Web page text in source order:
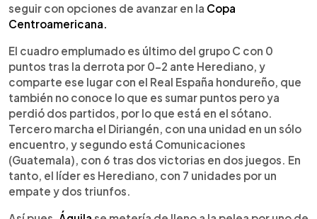
seguir con opciones de avanzar en la Copa
Centroamericana.
El cuadro emplumado es último del grupo C con 0
puntos tras la derrota por 0-2 ante Herediano, y
comparte ese lugar con el Real España hondureño, que
también no conoce lo que es sumar puntos pero ya
perdió dos partidos, por lo que está en el sótano.
Tercero marcha el Diriangén, con una unidad en un sólo
encuentro, y segundo está Comunicaciones
(Guatemala), con 6 tras dos victorias en dos juegos. En
tanto, el líder es Herediano, con 7 unidades por un
empate y dos triunfos.